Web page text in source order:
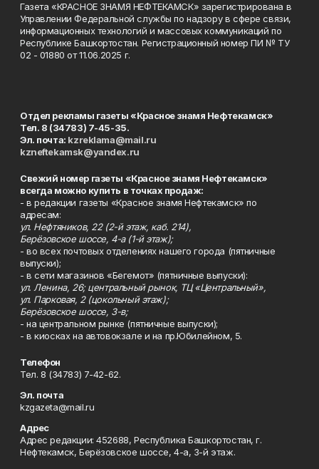
Газета «КРАСНОЕ ЗНАМЯ НЕФТЕКАМСК» зарегистрирована в
Управлении Федеральной службы по надзору в сфере связи,
информационных технологий и массовых коммуникаций по
Республике Башкортостан. Регистрационный номер ПИ № ТУ
02 - 01880 от 11.06.2025 г.
Отдел рекламы газеты «Красное знамя Нефтекамск»
Тел. 8 (34783) 7-45-35.
Эл. почта: kzreklama@mail.ru
kzneftekamsk@yandex.ru
Свежий номер газеты «Красное знамя Нефтекамск»
всегда можно купить в точках продаж:
- в редакции газеты «Красное знамя Нефтекамск» по
адресам:
ул. Нефтяников, 22 (2-й этаж, каб. 214),
Берёзовское шоссе, 4-а (1-й этаж);
- во всех почтовых отделениях нашего города (пятничные
выпуски);
- в сети магазинов «Бегемот» (пятничные выпуски):
ул. Ленина, 26; центральный рынок, ТЦ «Центральный»,
ул. Парковая, 2 (цокольный этаж);
Берёзовское шоссе, 3-в;
- на центральном рынке (пятничные выпуски);
- в киосках на автовокзале и на пр.Юбилейном, 5.
Телефон
Тел. 8 (34783) 7-42-62.
Эл. почта
kzgazeta@mail.ru
Адрес
Адрес редакции: 452688, Республика Башкортостан, г.
Нефтекамск, Берёзовское шоссе, 4-а, 3-й этаж.